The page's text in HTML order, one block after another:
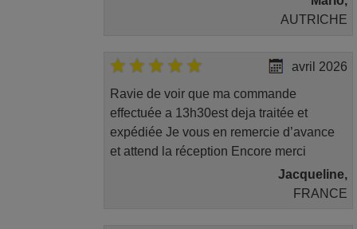
AUTRICHE
avril 2026
Ravie de voir que ma commande
effectuée a 13h30est deja traitée et
expédiée Je vous en remercie d’avance
et attend la réception Encore merci
Jacqueline,
FRANCE